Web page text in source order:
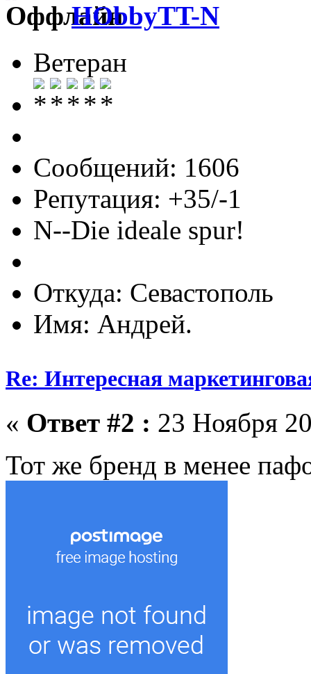
HObbyTT-N
Ветеран
Сообщений: 1606
Репутация: +35/-1
N--Die ideale spur!
Откуда: Севастополь
Имя: Андрей.
Re: Интересная
« Ответ #2 : 23 Ноября
Тот же бренд в менее